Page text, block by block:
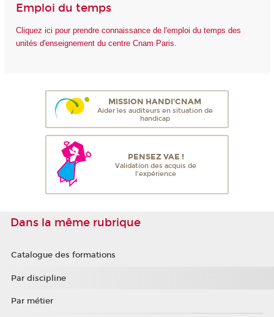
Emploi du temps
Cliquez ici pour prendre connaissance de l'emploi du temps des
unités d'enseignement du centre Cnam Paris.
MISSION HANDI'CNAM
Aider les auditeurs en situation de
handicap
PENSEZ VAE !
Validation des acquis de
l'expérience
Dans la même rubrique
Catalogue des formations
Par discipline
Par métier